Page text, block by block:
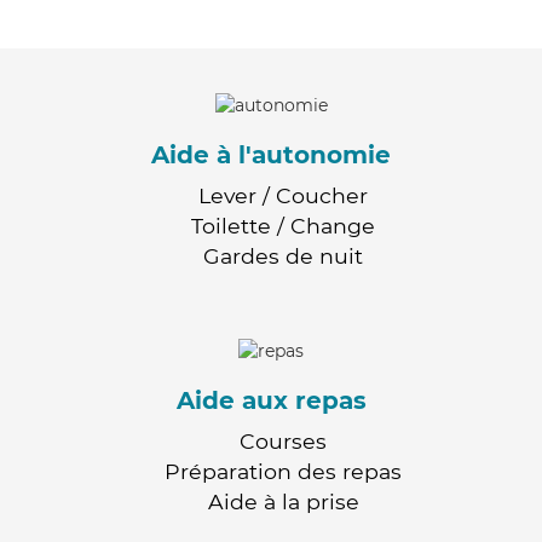
Aide à l'autonomie
Lever / Coucher
Toilette / Change
Gardes de nuit
Aide aux repas
Courses
Préparation des repas
Aide à la prise